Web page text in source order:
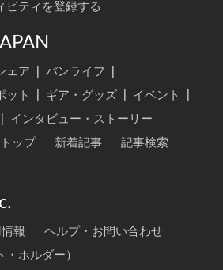
ビティを登録する
ェア バンライフ
ット
ギア・グッズ イベント
インタビュー・ストーリー
ップ
新着記事
記事検索
報
ヘルプ・お問い合わせ
ホルダー）